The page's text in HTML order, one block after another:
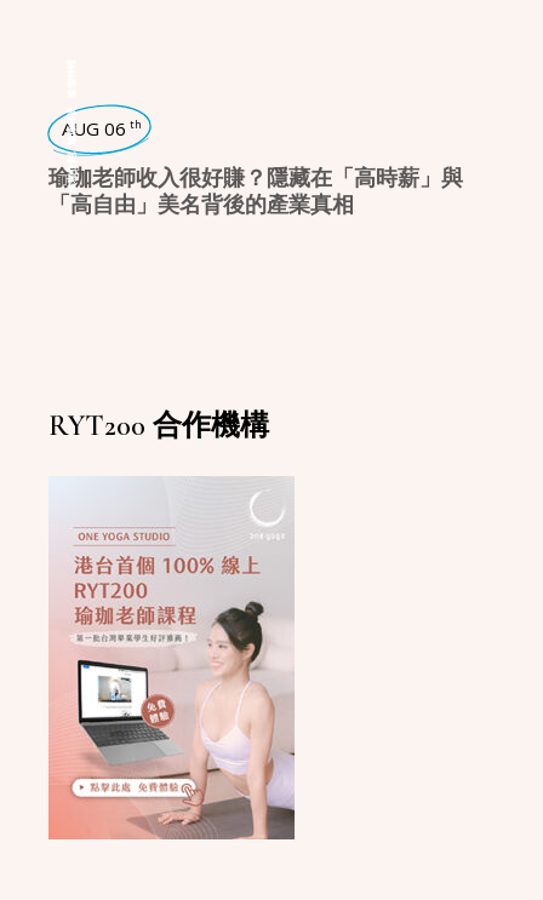
RYT200 合作機構
瑜珈企劃
,
瑜珈師資
AUG 06 th
瑜珈老師收入很好賺？隱藏在「高時薪」與
「高自由」美名背後的產業真相